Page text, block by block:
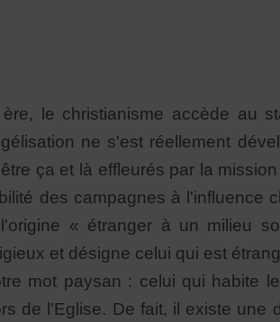
le christianisme accède au
ne s'est réellement
ça et là effleurés par la
des campagnes à l'influence
« étranger à un milieu
et désigne celui qui est
mot paysan : celui qui habite
de l'Eglise. De fait, il existe une